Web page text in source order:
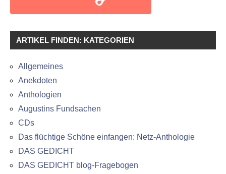
ARTIKEL FINDEN: KATEGORIEN
Allgemeines
Anekdoten
Anthologien
Augustins Fundsachen
CDs
Das flüchtige Schöne einfangen: Netz-Anthologie
DAS GEDICHT
DAS GEDICHT blog-Fragebogen